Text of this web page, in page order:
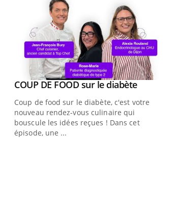
Youtube
COUP DE FOOD sur le diabèteYoutube
Coup de food sur le diabète, c'est votre
nouveau rendez-vous culinaire qui
bouscule les idées reçues ! Dans cet
épisode, une ...
Youtube
Quand l’entreprise mise sur le bien
"Les rendez-vous de la santé et de la
qualité de vie au travail" de Pourquoi
Docteur reçoivent Régis Blugeon, DRH et